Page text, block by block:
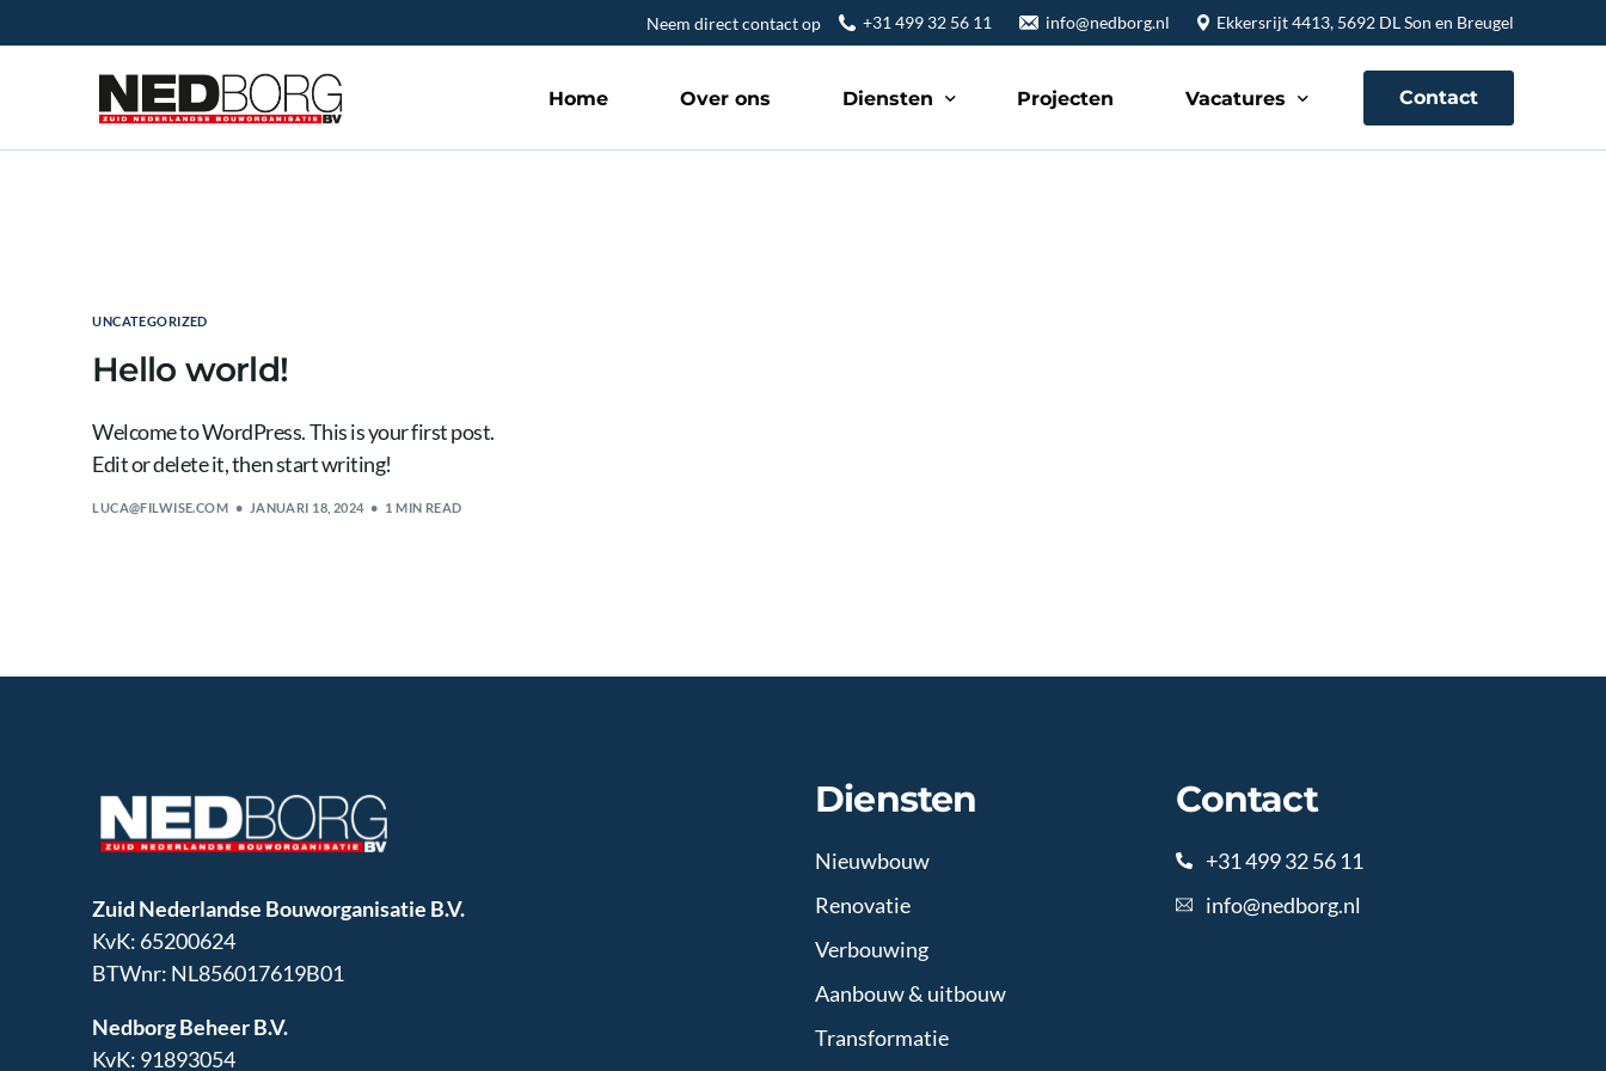
Neem direct contact op +31 499 32 56 11 info@nedborg.nl Ekkersrijt 4413, 5692 DL Son en Breugel
Home Over ons Diensten Projecten Vacatures Contact
UNCATEGORIZED
Hello world!
Welcome to WordPress. This is your first post.
Edit or delete it, then start writing!
LUCA@FILWISE.COM JANUARI 18, 2024 1 MIN READ
Zuid Nederlandse Bouworganisatie B.V.
KvK: 65200624
BTWnr: NL856017619B01
Nedborg Beheer B.V.
KvK: 91893054
Diensten
Nieuwbouw
Renovatie
Verbouwing
Aanbouw & uitbouw
Transformatie
Contact
+31 499 32 56 11
info@nedborg.nl